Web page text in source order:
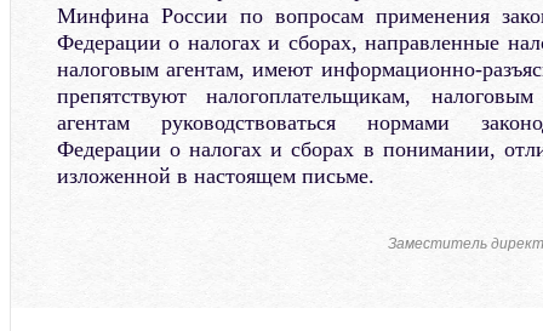
Минфина России по вопросам применения
Федерации о налогах и сборах, направленные
налоговым агентам, имеют информационно-
препятствуют налогоплательщикам,
агентам руководствоваться нормами
Федерации о налогах и сборах в понимании,
изложенной в настоящем письме.
Заместитель